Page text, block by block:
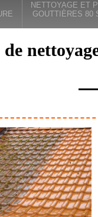
NETTOYAGE ET
GOUTTIÈRES 80